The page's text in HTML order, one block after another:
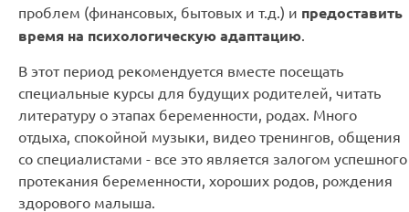
проблем (финансовых, бытовых и т.д.) и предоставить
время на психологическую адаптацию
В этот период рекомендуется вместе посещать
специальные курсы для будущих родителей, читать
литературу о этапах беременности, родах. Много
отдыха, спокойной музыки, видео тренингов, общения
со специалистами - все это является залогом успешного
протекания беременности, хороших родов, рождения
здорового малыша.